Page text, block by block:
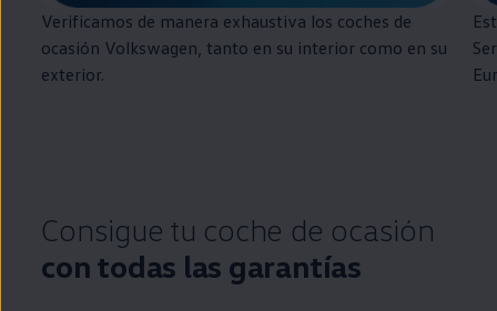
Verificamos de manera exhaustiva los coches de
ocasión Volkswagen , tanto en su interior como en su
exterior.
Consigue tu coche de ocasión
con todas las garantías